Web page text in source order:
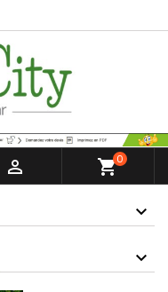
 shopping_cart0